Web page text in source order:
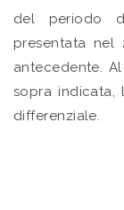
del periodo
presentata nel
antecedente.
sopra indicata,
differenziale.